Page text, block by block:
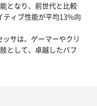
となり、前世代と比較
ティブ性能が平均13%向
サは、ゲーマーやクリ
として、卓越したパフ